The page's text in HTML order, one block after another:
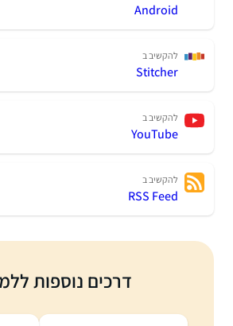
Android
להקשיב ב
Stitcher
להקשיב ב
YouTube
להקשיב ב
RSS Feed
דרכים נוספות